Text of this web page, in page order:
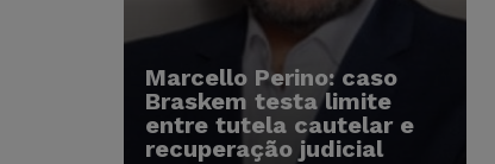
Marcello Perino: caso
Braskem testa limite
entre tutela cautelar e
recuperação judicial